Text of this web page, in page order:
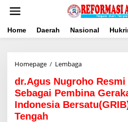
Home Daerah Nasional
Homepage / Lembagadr.Agus
Resmi
ditetapkan
Sebagai
Pembina
dr.Agus Nugroho
Sebagai Pembina
Indonesia
Tengah